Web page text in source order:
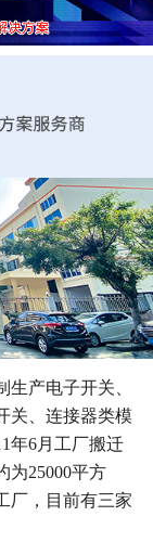
产电子开关、
关、连接器类模
年6月工厂搬迁
为25000平方
厂，目前有三家